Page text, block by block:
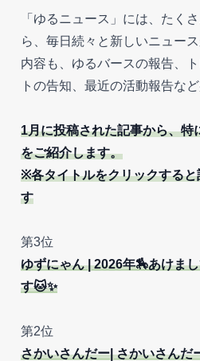
「ゆるニュース」には、たく
ら、毎日続々と新しいニュー
内容も、ゆるバースの報告、
トの告知、最近の活動報告な
1月に投稿された記事から、特
をご紹介します。
※各タイトルをクリックする
す
第3位
ゆずにゃん | 2026年🏇あけま
す🐱✨
第2位
さかいさんだー| さかいさんだ